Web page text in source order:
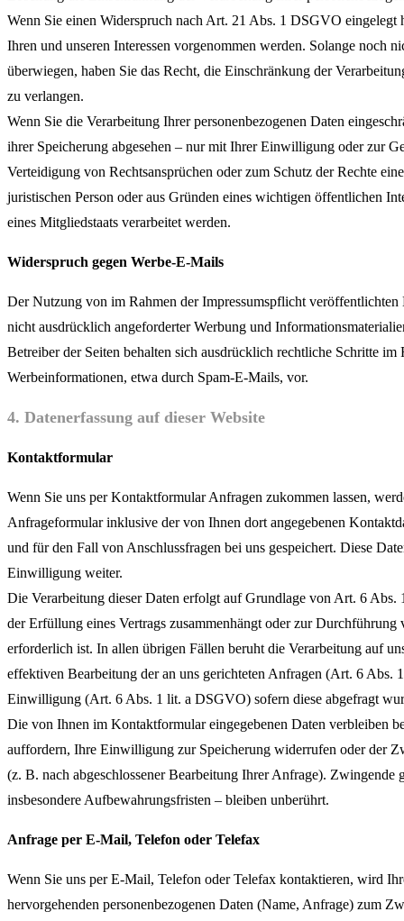
Wenn Sie einen Widerspruch nach Art. 21 Abs. 1 DSGVO eingelegt
Ihren und unseren Interessen vorgenommen werden. Solange noch
überwiegen, haben Sie das Recht, die Einschränkung der
zu verlangen.
Wenn Sie die Verarbeitung Ihrer personenbezogenen Daten
ihrer Speicherung abgesehen – nur mit Ihrer Einwilligung oder zur
Verteidigung von Rechtsansprüchen oder zum Schutz der Rechte
juristischen Person oder aus Gründen eines wichtigen öffentlichen
eines Mitgliedstaats verarbeitet werden.
Widerspruch gegen Werbe-E-Mails
Der Nutzung von im Rahmen der Impressumspflicht
nicht ausdrücklich angeforderter Werbung und
Betreiber der Seiten behalten sich ausdrücklich rechtliche Schritte
Werbeinformationen, etwa durch Spam-E-Mails, vor.
4. Datenerfassung auf dieser Website
Kontaktformular
Wenn Sie uns per Kontaktformular Anfragen zukommen lassen,
Anfrageformular inklusive der von Ihnen dort angegebenen
und für den Fall von Anschlussfragen bei uns gespeichert. Diese
Einwilligung weiter.
Die Verarbeitung dieser Daten erfolgt auf Grundlage von Art. 6
der Erfüllung eines Vertrags zusammenhängt oder zur
erforderlich ist. In allen übrigen Fällen beruht die Verarbeitung auf
effektiven Bearbeitung der an uns gerichteten Anfragen (Art. 6
Einwilligung (Art. 6 Abs. 1 lit. a DSGVO) sofern diese abgefragt
Die von Ihnen im Kontaktformular eingegebenen Daten verbleiben
auffordern, Ihre Einwilligung zur Speicherung widerrufen oder der
(z. B. nach abgeschlossener Bearbeitung Ihrer Anfrage). Zwingende
insbesondere Aufbewahrungsfristen – bleiben unberührt.
Anfrage per E-Mail, Telefon oder Telefax
Wenn Sie uns per E-Mail, Telefon oder Telefax kontaktieren, wird
hervorgehenden personenbezogenen Daten (Name, Anfrage) zum